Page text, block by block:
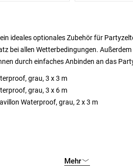
ideales optionales Zubehör für
bei allen Wetterbedingungen.
durch einfaches Anbinden an das
grau, 3 x 3 m
grau, 3 x 6 m
Waterproof, grau, 2 x 3 m
Mehr